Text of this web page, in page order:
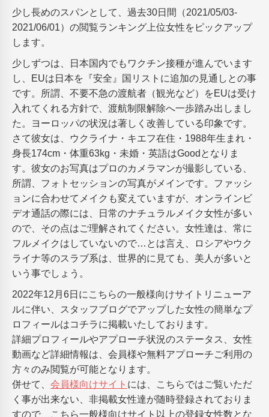
少し長めのスパンとして、過去30日間（2021/05/03-
2021/06/01）の閲覧ランキング上位女性をピックアップ
します。
少しずつは、日本国内でもワクチン接種が進んでいます
し、EUは日本を『安全』国リストに追加の見通しとの事
です。所謂、不要不急の渡航者（観光など）をEUは受け
入れてくれる方針で、渡航制限解除へ一歩踏み出しまし
た。ヨーロッパの状況は著しく改善している印象です。
さて彼女は、ウクライナ・キエフ在住・1988年生まれ・
身長174cm・体重63kg・未婚・英語はGoodとなりま
す。彼女のお写真はプロのカメラマンが撮影している、
所謂、フォトセッションの写真がメインです。ファッシ
ョンに合わせてメイクも変えていますが、オンラインビ
デオ通話の際には、日常のナチュラルメイク女性が多い
ので、その点はご理解されてください。女性達は、常に
フルメイクはしていないので…とは言え、ロシアやウク
ライナ等のスラブ系は、世界的に見ても、美人が多いと
いう事でしょう。
2022年12月6日にこちらの一般様向けサイトリニューア
ルに伴い、スタッフブログでアップした女性の簡単なプ
ロフィールはコチラに掲載いたしております。
詳細プロフィールやアプローチ状況のステータス、女性
動画など詳細情報は、会員様や無料アプローチご利用の
方々のみ閲覧が可能となります。
併せて、 会員様向けサイト には、こちらではご覧いただ
く事が出来ない、非掲載女性達が随時登録されておりま
すので、こちら一般様向けサイト以上の登録女性数とな